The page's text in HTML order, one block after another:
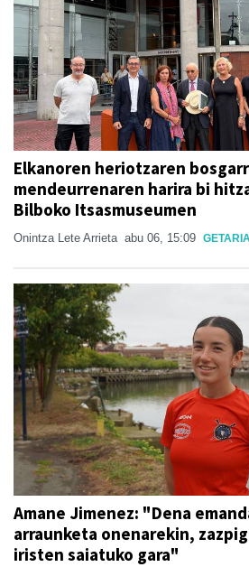
Elkanoren heriotzaren
mendeurrenaren harira bi
Bilboko Itsasmuseumen
Onintza Lete Arrieta abu 06, 15:09
Amane Jimenez: "Dena
arraunketa onenarekin,
iristen saiatuko gara"